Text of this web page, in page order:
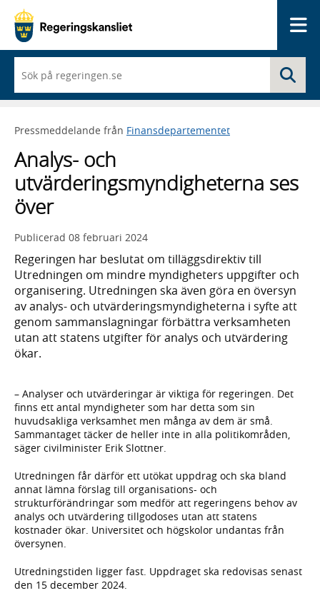
du
börjar
skriva
framträder
lista
med
sökförslag
Pressmeddelande från Finansdepartementet
Analys- och
utvärderingsmyndigheterna ses
över
Publicerad 08 februari 2024
Regeringen har beslutat om tilläggsdirektiv till
Utredningen om mindre myndigheters uppgifter och
organisering. Utredningen ska även göra en översyn
av analys- och utvärderingsmyndigheterna i syfte att
genom sammanslagningar förbättra verksamheten
utan att statens utgifter för analys och utvärdering
ökar.
– Analyser och utvärderingar är viktiga för regeringen. Det
finns ett antal myndigheter som har detta som sin
huvudsakliga verksamhet men många av dem är små.
Sammantaget täcker de heller inte in alla politikområden,
säger civilminister Erik Slottner.
Utredningen får därför ett utökat uppdrag och ska bland
annat lämna förslag till organisations- och
strukturförändringar som medför att regeringens behov av
analys och utvärdering tillgodoses utan att statens
kostnader ökar. Universitet och högskolor undantas från
översynen.
Utredningstiden ligger fast. Uppdraget ska redovisas senast
den 15 december 2024.